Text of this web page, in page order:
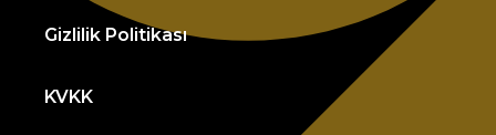
Gizlilik Politikası
KVKK